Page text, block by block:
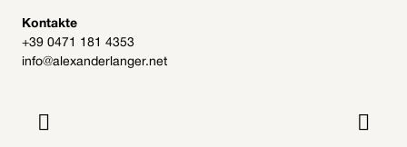
Kontakte
+39 0471 181 4353
info@alexanderlanger.net
 